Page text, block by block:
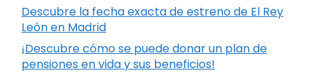
Descubre la fecha exacta de estreno de El Rey
León en Madrid
¡Descubre cómo se puede donar un plan de
pensiones en vida y sus beneficios!